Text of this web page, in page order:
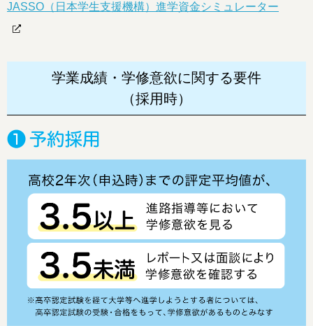
JASSO（日本学生支援機構）進学資金シミュレーター
学業成績・学修意欲に関する要件
（採用時）